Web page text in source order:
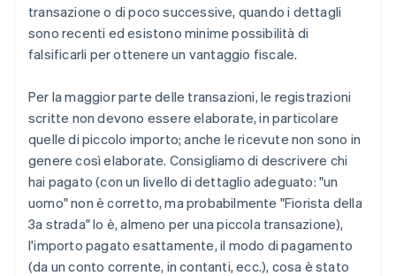
transazione o di poco successive, quando i dettagli
sono recenti ed esistono minime possibilità di
falsificarli per ottenere un vantaggio fiscale.
Per la maggior parte delle transazioni, le registrazioni
scritte non devono essere elaborate, in particolare
quelle di piccolo importo; anche le ricevute non sono in
genere così elaborate. Consigliamo di descrivere chi
hai pagato (con un livello di dettaglio adeguato: "un
uomo" non è corretto, ma probabilmente "Fiorista della
3a strada" lo è, almeno per una piccola transazione),
l'importo pagato esattamente, il modo di pagamento
(da un conto corrente, in contanti, ecc.), cosa è stato